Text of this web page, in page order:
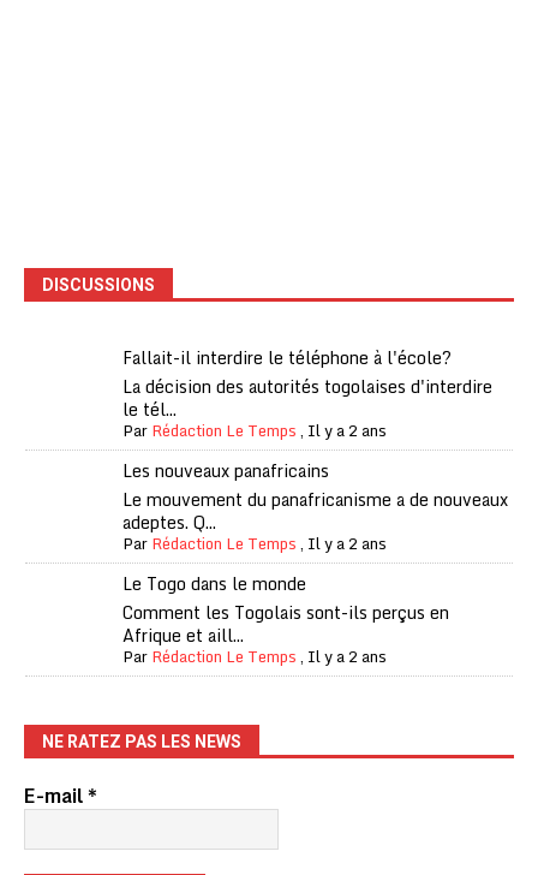
DISCUSSIONS
Fallait-il interdire le téléphone à l'école?
La décision des autorités togolaises d'interdire
le tél...
ParRédaction Le Temps, Il y a 2 ans
Les nouveaux panafricains
Le mouvement du panafricanisme a de nouveaux
adeptes. Q...
ParRédaction Le Temps, Il y a 2 ans
Le Togo dans le monde
Comment les Togolais sont-ils perçus en
Afrique et aill...
ParRédaction Le Temps, Il y a 2 ans
NE RATEZ PAS LES NEWS
E-mail*